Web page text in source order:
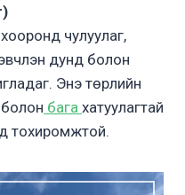
чулуулаг,
дунд болон
Энэ төрлийн
болон бага хатуулагтай
тохиромжтой.